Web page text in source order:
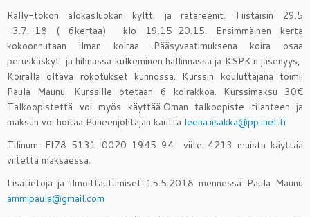
Rally-tokon alokasluokan kyltti ja ratareenit. Tiistaisin 29.5
-3.7.-18 ( 6kertaa) klo 19.15-20.15. Ensimmäinen kerta
kokoonnutaan ilman koiraa .Pääsyvaatimuksena koira osaa
peruskäskyt ja hihnassa kulkeminen hallinnassa ja KSPK:n jäsenyys,
Koiralla oltava rokotukset kunnossa. Kurssin kouluttajana toimii
Paula Maunu. Kurssille otetaan 6 koirakkoa. Kurssimaksu 30€
Talkoopistettä voi myös käyttää.Oman talkoopiste tilanteen ja
maksun voi hoitaa Puheenjohtajan kautta leena.iisakka@pp.inet.fi
Tilinum. FI78 5131 0020 1945 94 viite 4213 muista käyttää
viitettä maksaessa.
Lisätietoja ja ilmoittautumiset 15.5.2018 mennessä Paula Maunu
ammipaula@gmail.com